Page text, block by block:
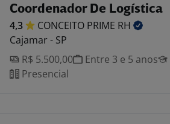
Coordenador De Logística
4,3 CONCEITO PRIME RH
Cajamar - SP
R$ 5.500,00
Entre 3 e 5 anos
Presencial